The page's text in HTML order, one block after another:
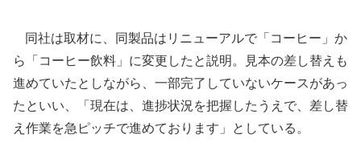
同社は取材に、同製品はリニューアルで「コーヒー」か
ら「コーヒー飲料」に変更したと説明。見本の差し替えも
進めていたとしながら、一部完了していないケースがあっ
たといい、「現在は、進捗状況を把握したうえで、差し替
え作業を急ピッチで進めております」としている。